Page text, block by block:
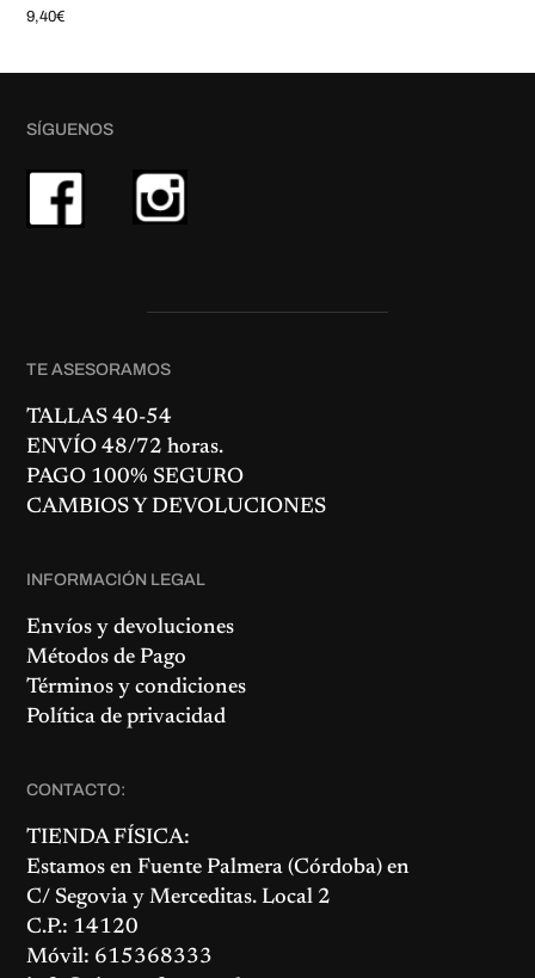
9,40€
SÍGUENOS
TE ASESORAMOS
TALLAS 40-54
ENVÍO 48/72 horas.
PAGO 100% SEGURO
CAMBIOS Y DEVOLUCIONES
INFORMACIÓN LEGAL
Envíos y devoluciones
Métodos de Pago
Términos y condiciones
Política de privacidad
CONTACTO:
TIENDA FÍSICA:
Estamos enFuente Palmera (Córdoba) en
C/ Segovia y Merceditas. Local 2
C.P.: 14120
Móvil: 615368333